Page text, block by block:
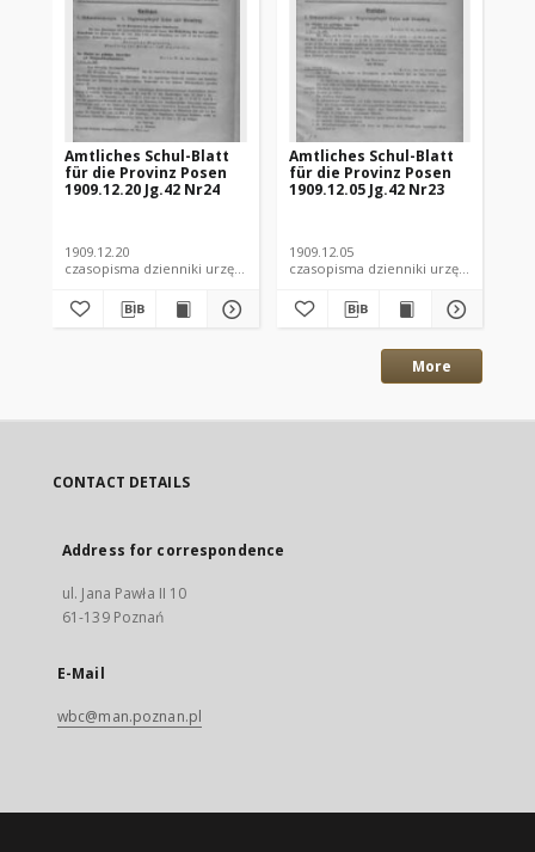
Amtliches Schul-Blatt
für die Provinz Posen
1909.12.20 Jg.42 Nr24
1909.12.20
czasopisma dzienniki urzędowe
Amtliches Schul-Blatt
für die Provinz Posen
1909.12.05 Jg.42 Nr23
1909.12.05
czasopisma dzienniki urzędowe
More
CONTACT DETAILS
Address for correspondence
ul. Jana Pawła II 10
61-139 Poznań
E-Mail
wbc@man.poznan.pl